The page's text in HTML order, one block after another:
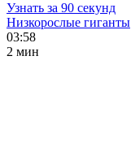
Узнать за 90 секунд
Низкорослые гиганты
03:58
2 мин